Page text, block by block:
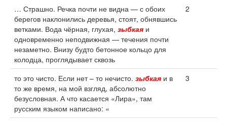
… Страшно. Речка почти не видна — с обоих
берегов наклонились деревья, стоят, обнявшись
ветками. Вода чёрная, глухая, зыбкая и
одновременно неподвижная — течения почти
незаметно. Внизу будто бетонное кольцо для
колодца, проглядывает сквозь
2
то это чисто. Если нет – то нечисто. зыбкая и в
то же время, на мой взгляд, абсолютно
безусловная. А что касается «Лира», там
русским языком написано: «
3